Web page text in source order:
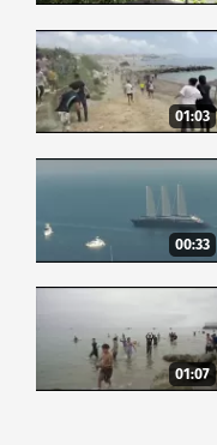
01:03
00:33
01:07